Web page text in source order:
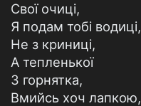
Свої очиці,
Я подам тобі водиці,
Не з криниці,
А тепленької
З горнятка,
Вмийсь хоч лапкою,